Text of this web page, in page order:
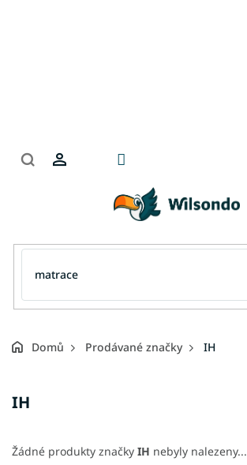
Domů Prodávané značky IH
IH
Žádné produkty značky IH nebyly nalezeny...